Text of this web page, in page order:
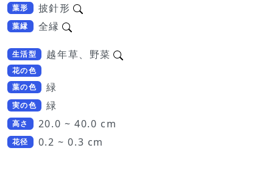
葉形 披針形
葉縁 全縁
生活型 越年草、野菜
花の色
葉の色
緑
実の色 緑
高さ 20.0 ~ 40.0 cm
花径 0.2 ~ 0.3 cm